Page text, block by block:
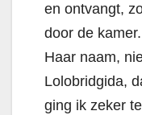
en ontvangt,
door de kamer.
Haar naam,
Lolobridgida,
ging ik zeker